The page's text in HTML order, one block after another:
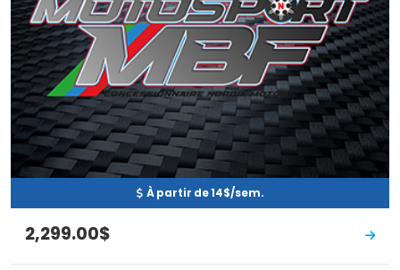
À partir de 14$/sem.
2,299.00$